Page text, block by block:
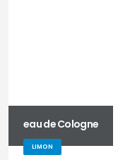
eau de Cologne
LIMON